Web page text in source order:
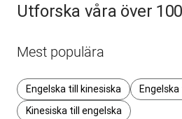
Utforska våra över
Mest populära
Engelska till kinesiska
Kinesiska till engelska